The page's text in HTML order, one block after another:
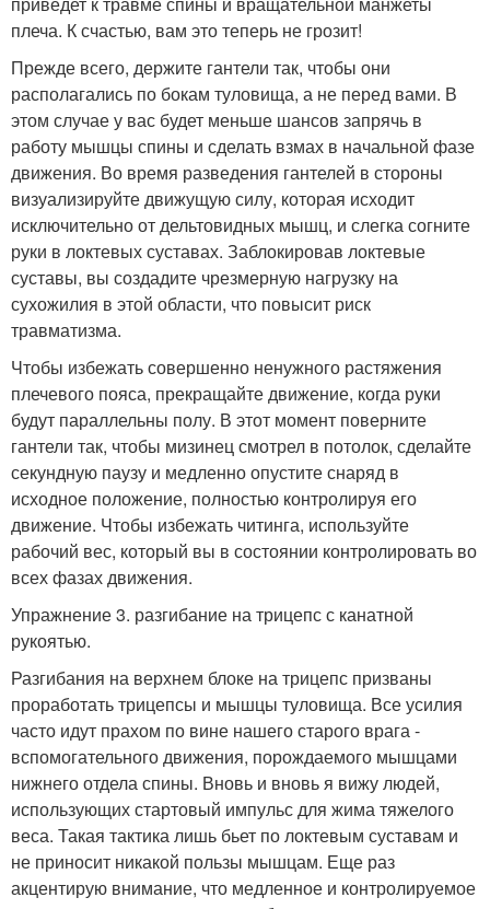
плеча. К счастью, вам это теперь не грозит!
Прежде всего, держите гантели так, чтобы они
располагались по бокам туловища, а не перед вами. В
этом случае у вас будет меньше шансов запрячь в
работу мышцы спины и сделать взмах в начальной фазе
движения. Во время разведения гантелей в стороны
визуализируйте движущую силу, которая исходит
исключительно от дельтовидных мышц, и слегка согните
руки в локтевых суставах. Заблокировав локтевые
суставы, вы создадите чрезмерную нагрузку на
сухожилия в этой области, что повысит риск
травматизма.
Чтобы избежать совершенно ненужного растяжения
плечевого пояса, прекращайте движение, когда руки
будут параллельны полу. В этот момент поверните
гантели так, чтобы мизинец смотрел в потолок, сделайте
секундную паузу и медленно опустите снаряд в
исходное положение, полностью контролируя его
движение. Чтобы избежать читинга, используйте
рабочий вес, который вы в состоянии контролировать во
всех фазах движения.
Упражнение 3. разгибание на трицепс с канатной
рукоятью.
Разгибания на верхнем блоке на трицепс призваны
проработать трицепсы и мышцы туловища. Все усилия
часто идут прахом по вине нашего старого врага -
вспомогательного движения, порождаемого мышцами
нижнего отдела спины. Вновь и вновь я вижу людей,
использующих стартовый импульс для жима тяжелого
веса. Такая тактика лишь бьет по локтевым суставам и
не приносит никакой пользы мышцам. Еще раз
акцентирую внимание, что медленное и контролируемое